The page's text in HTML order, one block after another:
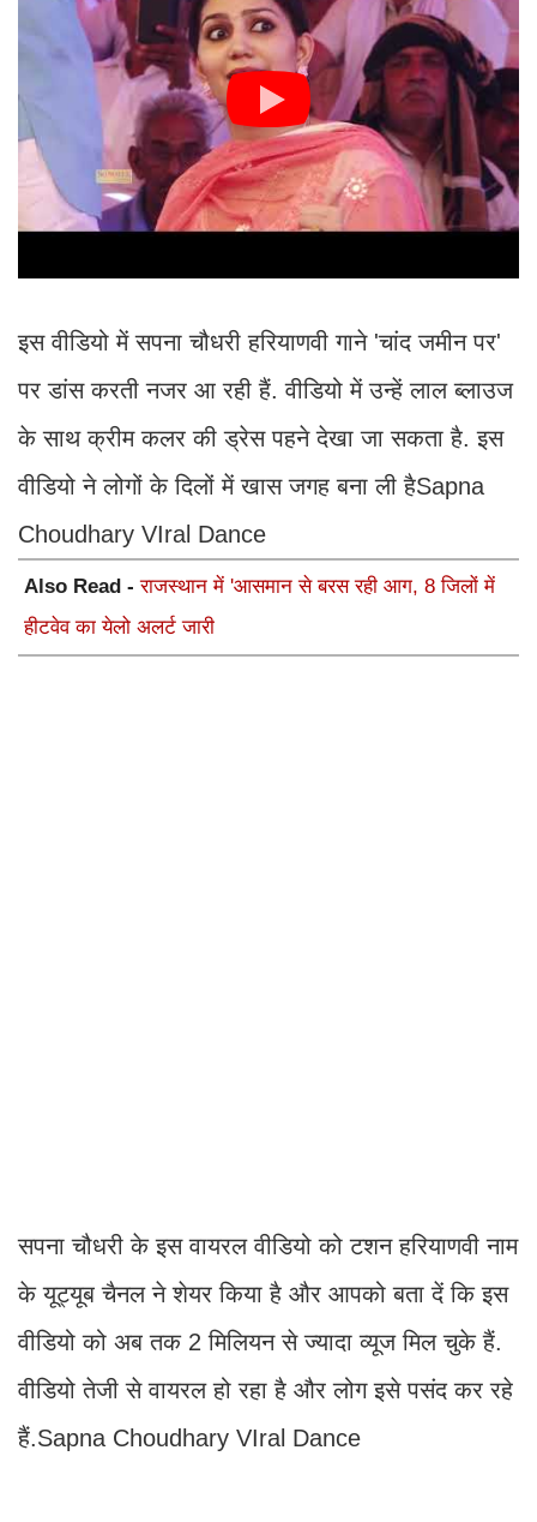
इस वीडियो में सपना चौधरी हरियाणवी गाने 'चांद जमीन पर'
पर डांस करती नजर आ रही हैं. वीडियो में उन्हें लाल ब्लाउज
के साथ क्रीम कलर की ड्रेस पहने देखा जा सकता है. इस
वीडियो ने लोगों के दिलों में खास जगह बना ली हैSapna
Choudhary VIral Dance
Also Read -राजस्थान में 'आसमान से बरस रही आग, 8 जिलों में
हीटवेव का येलो अलर्ट जारी
सपना चौधरी के इस वायरल वीडियो को टशन हरियाणवी नाम
के यूट्यूब चैनल ने शेयर किया है और आपको बता दें कि इस
वीडियो को अब तक 2 मिलियन से ज्यादा व्यूज मिल चुके हैं.
वीडियो तेजी से वायरल हो रहा है और लोग इसे पसंद कर रहे
हैं.Sapna Choudhary VIral Dance